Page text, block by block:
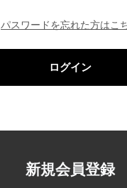
パスワードを忘れた方はこ
ログイン
新規会員登録